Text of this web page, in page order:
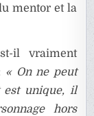
mentor et la
il vraiment
« On ne peut
est unique, il
hors